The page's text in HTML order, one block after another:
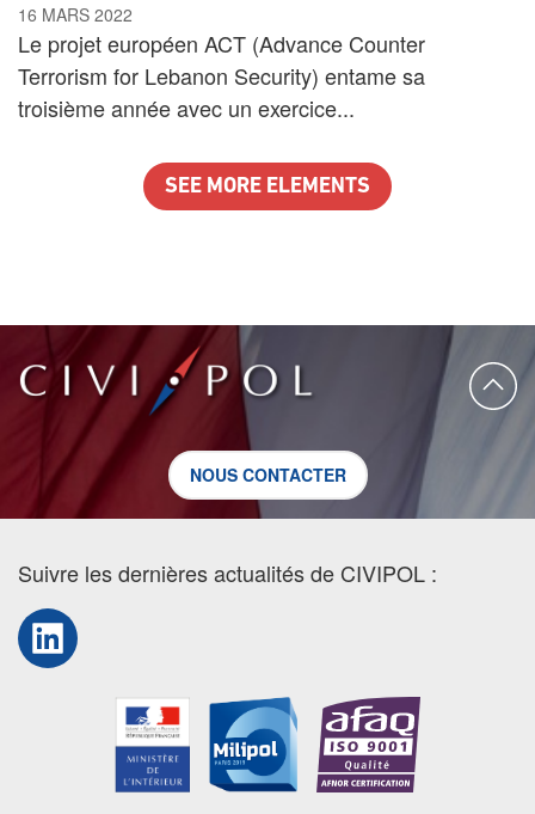
16 MARS 2022
Le projet européen ACT (Advance Counter
Terrorism for Lebanon Security) entame sa
troisième année avec un exercice...
SEE MORE ELEMENTS
NOUS CONTACTER
Suivre les dernières actualités de CIVIPOL :
LinkedIn